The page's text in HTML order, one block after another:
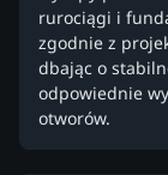
rurociągi i
zgodnie z
dbając o
odpowiednie
otworów.